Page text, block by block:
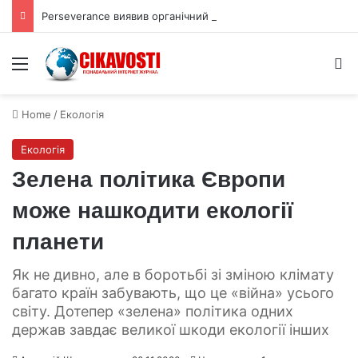
Menu
Home / Екологія
Екологія
Зелена політика Європи
може нашкодити екології
планети
Як не дивно, але в боротьбі зі зміною клімату
багато країн забувають, що це «війна» усього
світу. Дотепер «зелена» політика одних
держав завдає великої шкоди екології інших